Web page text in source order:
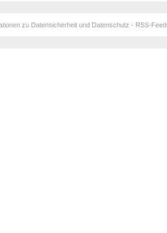
zu Datensicherheit und Datenschutz - RSS-